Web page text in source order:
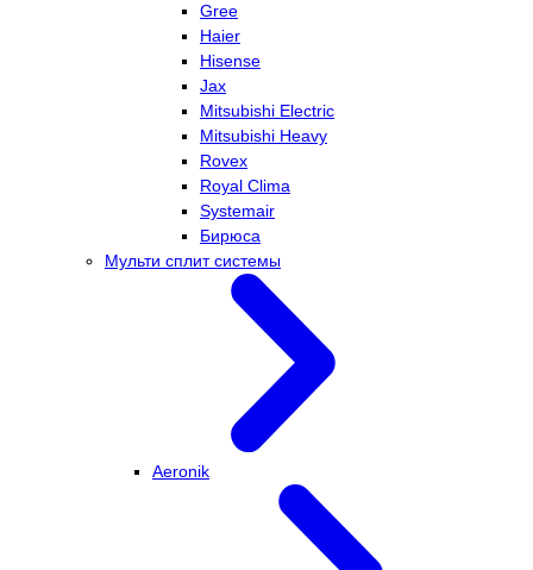
Gree
Haier
Hisense
Jax
Mitsubishi Electric
Mitsubishi Heavy
Rovex
Royal Clima
Systemair
Бирюса
Мульти сплит системы
Aeronik